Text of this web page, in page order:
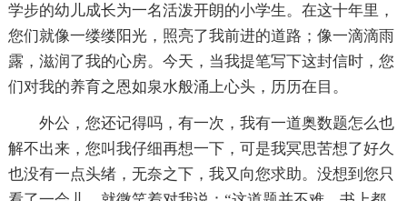
学步的幼儿成长为一名活泼开朗的小学生。在这十年里，
您们就像一缕缕阳光，照亮了我前进的道路；像一滴滴雨
露，滋润了我的心房。今天，当我提笔写下这封信时，您
们对我的养育之恩如泉水般涌上心头，历历在目。
外公，您还记得吗，有一次，我有一道奥数题怎么也
解不出来，您叫我仔细再想一下，可是我冥思苦想了好久
也没有一点头绪，无奈之下，我又向您求助。没想到您只